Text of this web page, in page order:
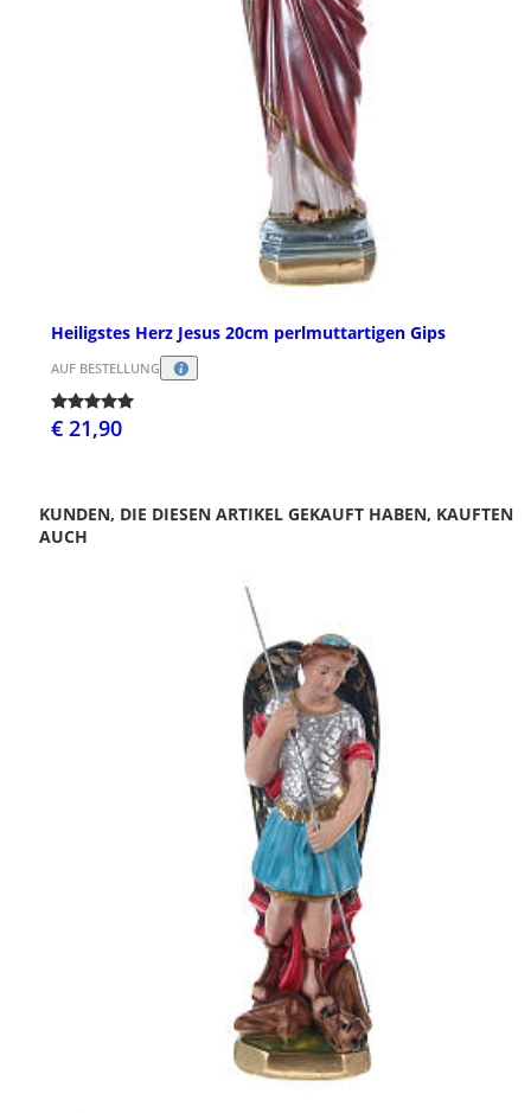
Heiligstes Herz Jesus 20cm perlmuttartigen Gips
AUF BESTELLUNG
€ 21,90
KUNDEN, DIE DIESEN ARTIKEL GEKAUFT HABEN, KAUFTEN
AUCH